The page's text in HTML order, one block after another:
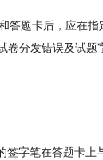
答题卡后，应在
分发错误及试题
字笔在答题卡上